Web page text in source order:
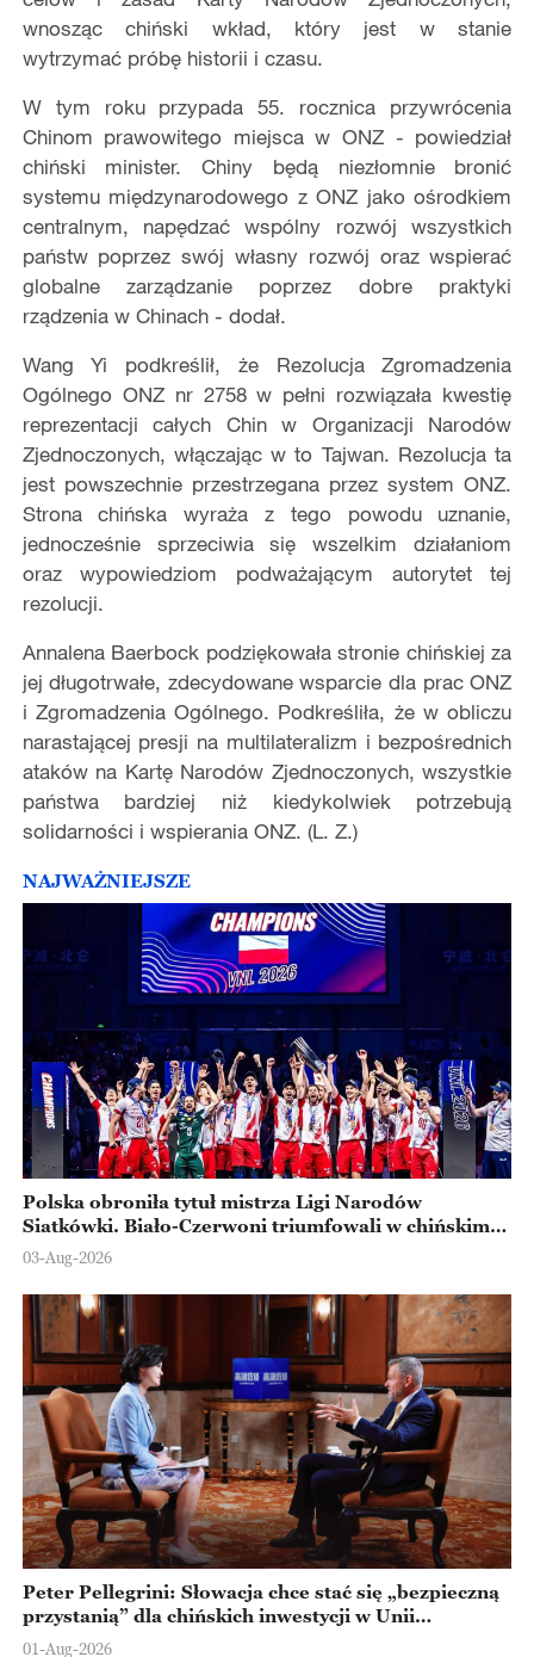
wnosząc chiński wkład, który jest w stanie
wytrzymać próbę historii i czasu.
W tym roku przypada 55. rocznica przywrócenia
Chinom prawowitego miejsca w ONZ - powiedział
chiński minister. Chiny będą niezłomnie bronić
systemu międzynarodowego z ONZ jako ośrodkiem
centralnym, napędzać wspólny rozwój wszystkich
państw poprzez swój własny rozwój oraz wspierać
globalne zarządzanie poprzez dobre praktyki
rządzenia w Chinach - dodał.
Wang Yi podkreślił, że Rezolucja Zgromadzenia
Ogólnego ONZ nr 2758 w pełni rozwiązała kwestię
reprezentacji całych Chin w Organizacji Narodów
Zjednoczonych, włączając w to Tajwan. Rezolucja ta
jest powszechnie przestrzegana przez system ONZ.
Strona chińska wyraża z tego powodu uznanie,
jednocześnie sprzeciwia się wszelkim działaniom
oraz wypowiedziom podważającym autorytet tej
rezolucji.
Annalena Baerbock podziękowała stronie chińskiej za
jej długotrwałe, zdecydowane wsparcie dla prac ONZ
i Zgromadzenia Ogólnego. Podkreśliła, że w obliczu
narastającej presji na multilateralizm i bezpośrednich
ataków na Kartę Narodów Zjednoczonych, wszystkie
państwa bardziej niż kiedykolwiek potrzebują
solidarności i wspierania ONZ. (L. Z.)
NAJWAŻNIEJSZE
Polska obroniła tytuł mistrza Ligi Narodów
Siatkówki. Biało-Czerwoni triumfowali w chińskim
Ningbo
03-Aug-2026
Peter Pellegrini: Słowacja chce stać się „bezpieczną
przystanią” dla chińskich inwestycji w Unii
Europejskiej
01-Aug-2026